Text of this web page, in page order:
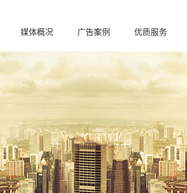
媒体概况 广告案例 优质服务